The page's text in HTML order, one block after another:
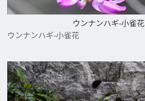
ウンナンハギ-小雀花
ウンナンハギ-小雀花